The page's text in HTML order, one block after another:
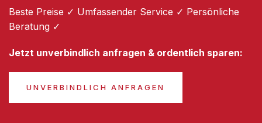
Beste Preise ✓ Umfassender Service ✓ Persönliche
Beratung ✓
Jetzt unverbindlich anfragen & ordentlich sparen:
UNVERBINDLICH ANFRAGEN